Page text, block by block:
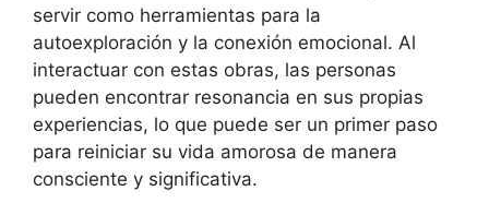
servir como herramientas para la
autoexploración y la conexión emocional. Al
interactuar con estas obras, las personas
pueden encontrar resonancia en sus propias
experiencias, lo que puede ser un primer paso
para reiniciar su vida amorosa de manera
consciente y significativa.